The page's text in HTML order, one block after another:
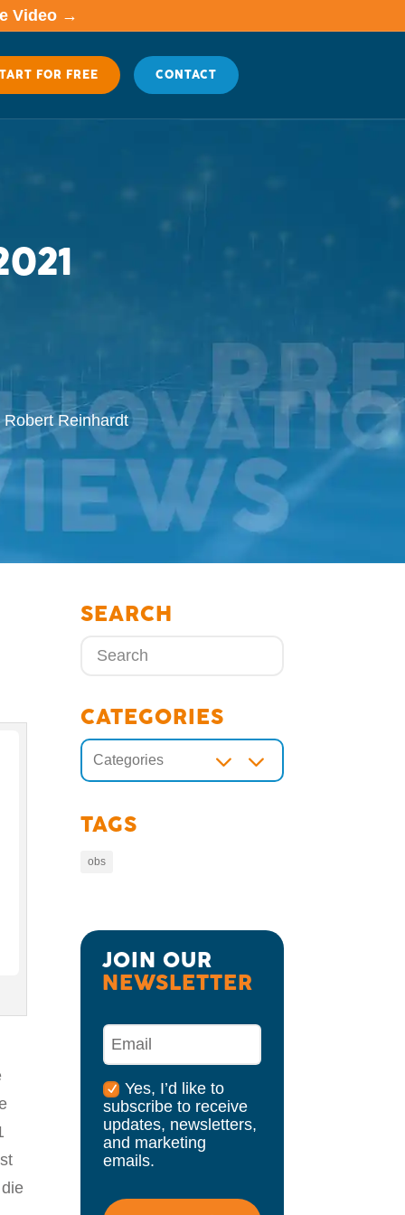
Video →
FOR FREE CONTACT
Reinhardt
SEARCH
CATEGORIES
Categories 3
TAGS
obs
JOIN OUR
NEWSLETTER
Yes, I’d like to
subscribe to receive
updates, newsletters,
and marketing
emails.